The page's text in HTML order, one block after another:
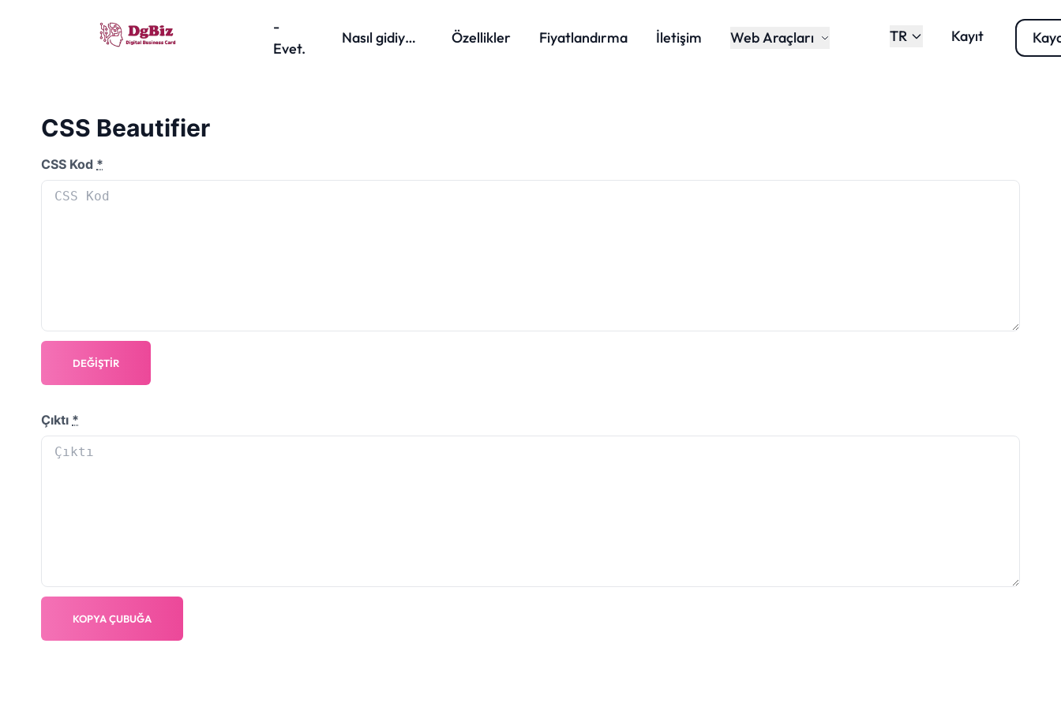
-
Evet.
Nasıl gidiyor? Özellikler Fiyatlandırma İletişim Web Araçları TR Kayıt
CSS Beautifier
CSS Kod *
DEĞIŞTIR
Çıktı *
KOPYA ÇUBUĞA